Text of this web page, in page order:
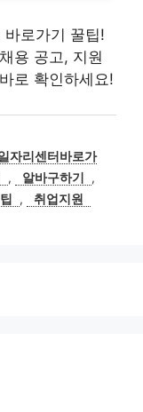
로가기 꿀팁!
용 공고, 지원
로 확인하세요!
자리센터바로가
, 알바구하기
,
, 취업지원